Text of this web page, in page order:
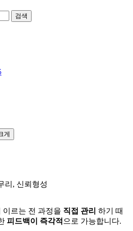
검색
리, 신뢰형성
이르는 전 과정을 직접 관리 하기 때
피드백이 즉각적 으로 가능합니다.